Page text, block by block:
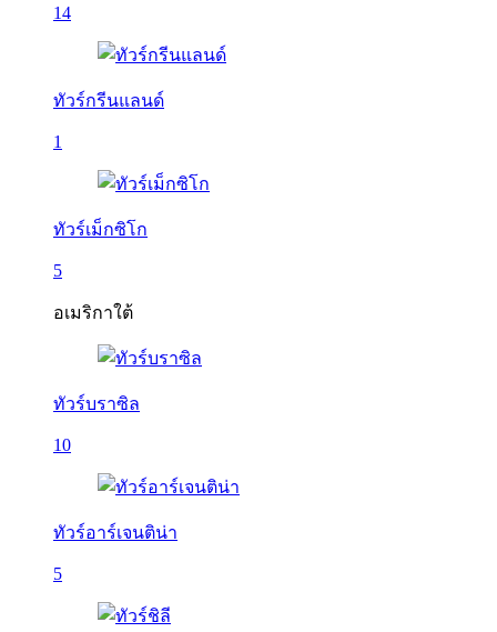
14
ทัวร์กรีนแลนด์
1
ทัวร์เม็กซิโก
5
อเมริกาใต้
ทัวร์บราซิล
10
ทัวร์อาร์เจนติน่า
5